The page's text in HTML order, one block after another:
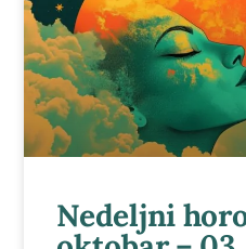
Nedeljni